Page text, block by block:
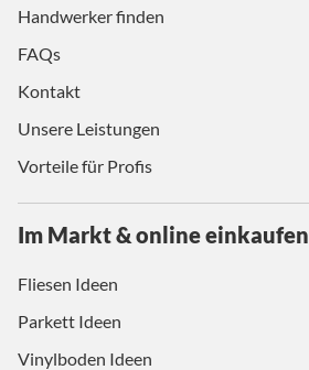
Handwerker finden
FAQs
Kontakt
Unsere Leistungen
Vorteile für Profis
Im Markt & online einkaufen
Fliesen Ideen
Parkett Ideen
Vinylboden Ideen